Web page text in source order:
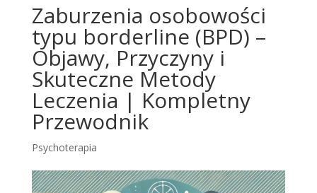
Zaburzenia osobowości
typu borderline (BPD) –
Objawy, Przyczyny i
Skuteczne Metody
Leczenia | Kompletny
Przewodnik
Psychoterapia